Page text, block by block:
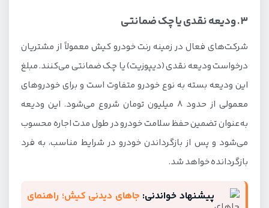
3. ودیعه نقدی یا چک ضمانتی
شرکت‌های فعال در زمینه رنت خودرو کیش معمولاً از مشتریان
درخواست ودیعه نقدی (دیپوزیت) یا چک ضمانتی می‌کنند. مبلغ
این ودیعه بسته به نوع خودرو متفاوت است و برای خودروهای
معمولی از حدود ۸ میلیون تومان شروع می‌شود. این ودیعه
به‌عنوان تضمین حفظ سلامت خودرو در طول مدت اجاره محسوب
می‌شود و پس از بازگرداندن خودرو در شرایط مناسب، به فرد
بازگردانده خواهد شد.
پیشنهاد خواندنی: جاهای دیدنی کیش؛ راهنمای